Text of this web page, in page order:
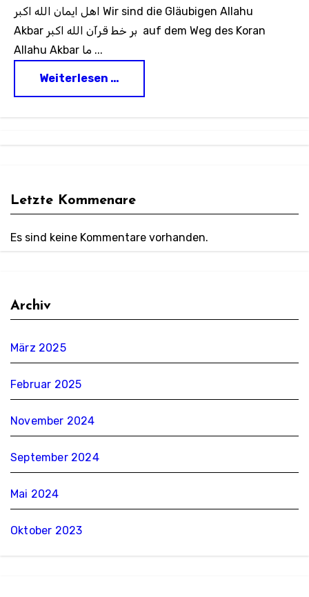
اهل ایمان الله اکبر Wir sind die Gläubigen Allahu
Akbar بر خط قرآن الله اكبر auf dem Weg des Koran
Allahu Akbar ما ...
Weiterlesen …
Letzte Kommenare
Es sind keine Kommentare vorhanden.
Archiv
März 2025
Februar 2025
November 2024
September 2024
Mai 2024
Oktober 2023